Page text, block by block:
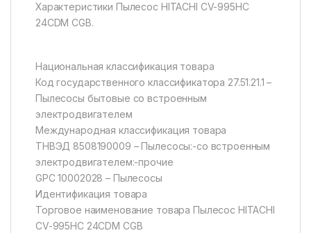
Характеристики Пылесос HITACHI CV-995HC
24CDM CGB.
Национальная классификация товара
Код государственного классификатора 27.51.21.1 –
Пылесосы бытовые со встроенным
электродвигателем
Международная классификация товара
ТНВЭД 8508190009 – Пылесосы:-со встроенным
электродвигателем:-прочие
GPC 10002028 – Пылесосы
Идентификация товара
Торговое наименование товара Пылесос HITACHI
CV-995HC 24CDM CGB